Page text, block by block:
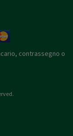
contrassegno o